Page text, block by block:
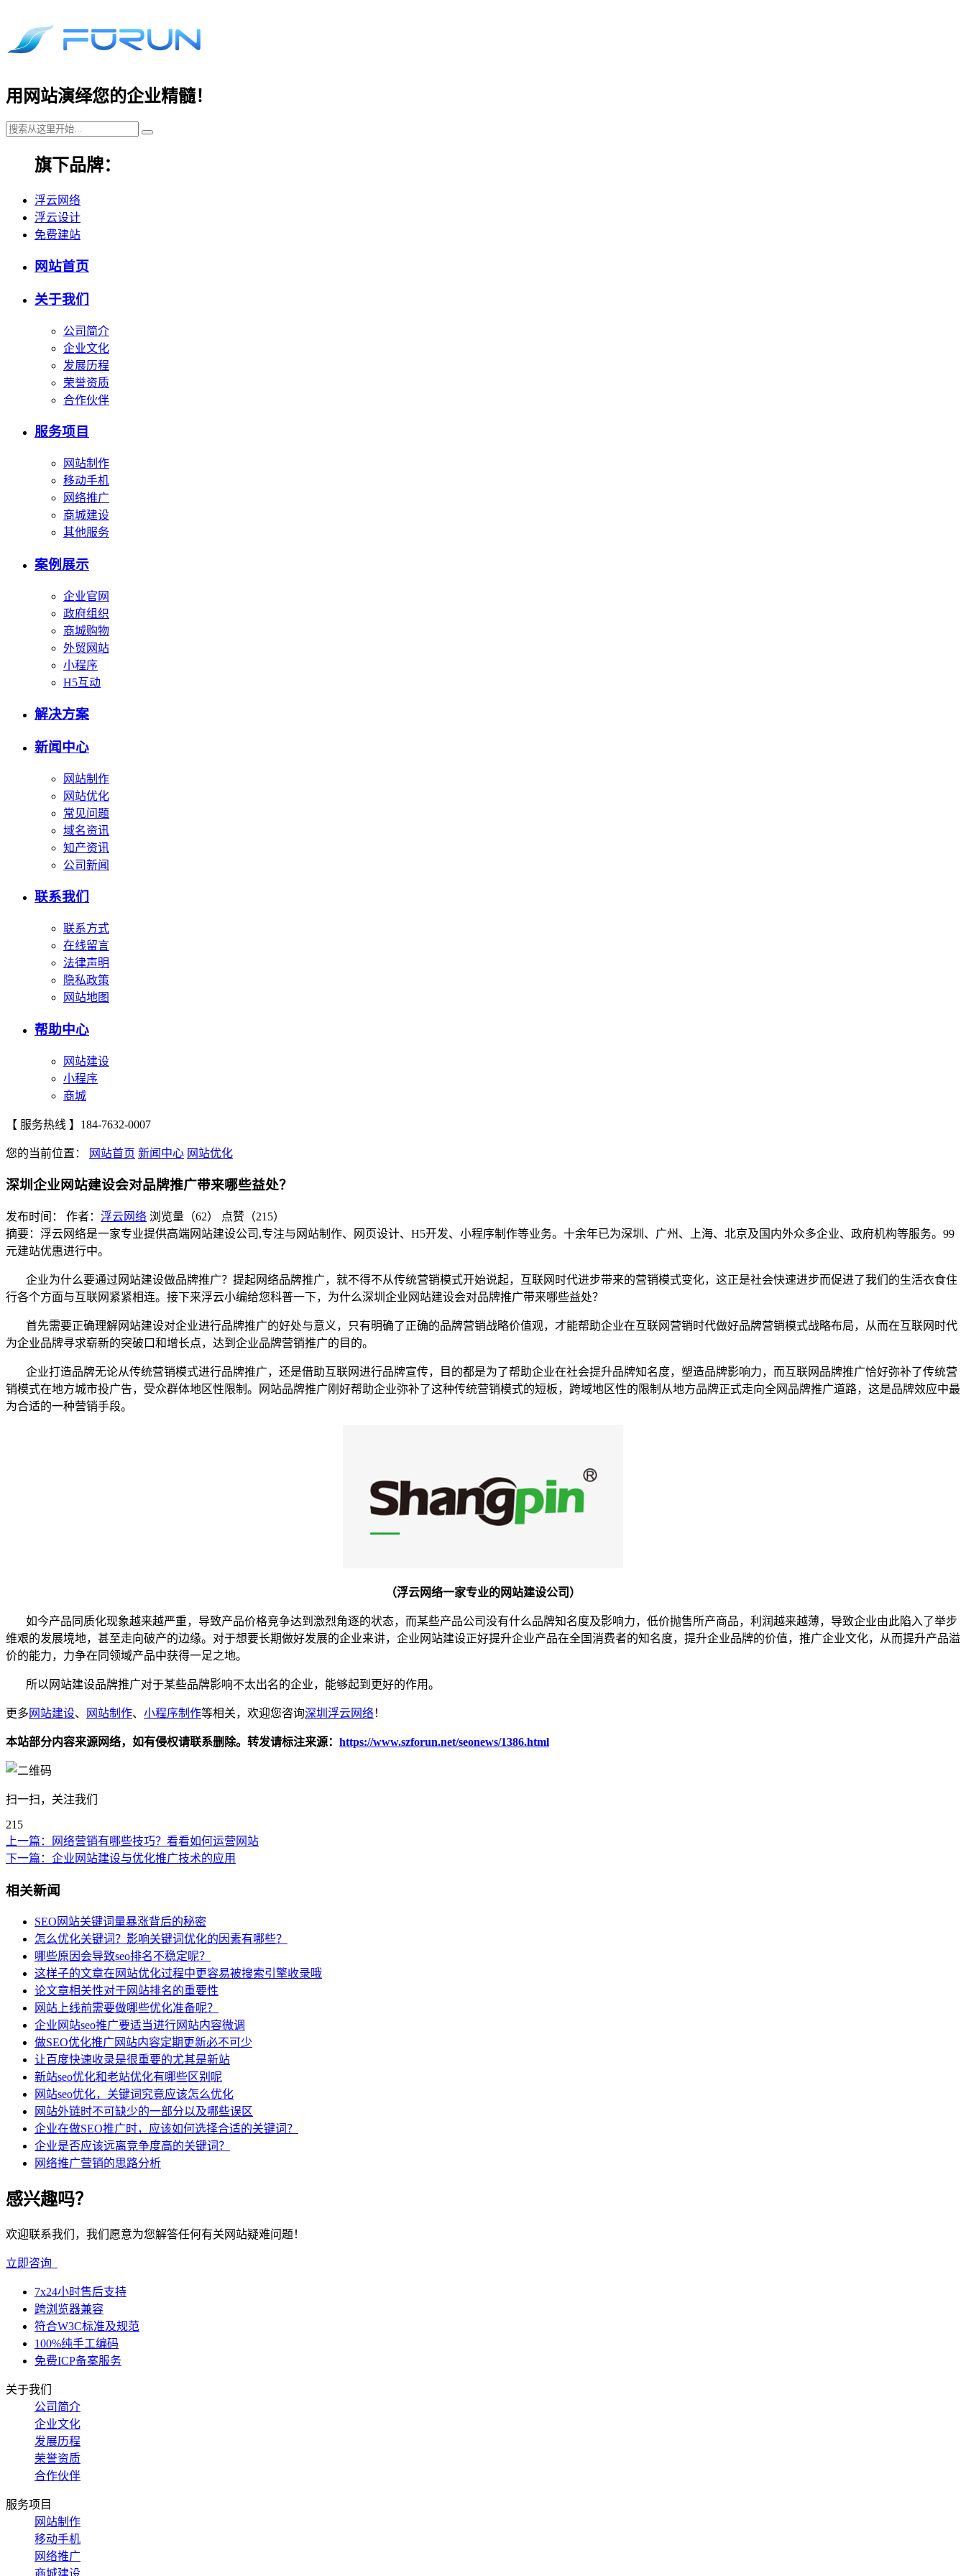
用网站演绎您的企业精髓！
旗下品牌：
浮云网络
浮云设计
免费建站
网站首页
关于我们
公司简介
企业文化
发展历程
荣誉资质
合作伙伴
服务项目
网站制作
移动手机
网络推广
商城建设
其他服务
案例展示
企业官网
政府组织
商城购物
外贸网站
小程序
H5互动
解决方案
新闻中心
网站制作
网站优化
常见问题
域名资讯
知产资讯
公司新闻
联系我们
联系方式
在线留言
法律声明
隐私政策
网站地图
帮助中心
网站建设
小程序
商城
【 服务热线 】 184-7632-0007
您的当前位置： 网站首页 新闻中心 网站优化
深圳企业网站建设会对品牌推广带来哪些益处？
发布时间： 作者： 浮云网络 浏览量（62）
点赞（215）
摘要：浮云网络是一家专业提供高端网站建设公司,专注与网站制作、网页设计、H5开发、小程序制作等业务。十余年已为深圳、广州、上海、北京及国内外众多企业、政府机构等服务。99
元建站优惠进行中。
企业为什么要通过网站建设做品牌推广？提起网络品牌推广，就不得不从传统营销模式开始说起，互联网时代进步带来的营销模式变化，这正是社会快速进步而促进了我们的生活衣食住
行各个方面与互联网紧紧相连。接下来浮云小编给您科普一下，为什么深圳企业网站建设会对品牌推广带来哪些益处？
首先需要正确理解网站建设对企业进行品牌推广的好处与意义，只有明确了正确的品牌营销战略价值观，才能帮助企业在互联网营销时代做好品牌营销模式战略布局，从而在互联网时代
为企业品牌寻求崭新的突破口和增长点，达到企业品牌营销推广的目的。
企业打造品牌无论从传统营销模式进行品牌推广，还是借助互联网进行品牌宣传，目的都是为了帮助企业在社会提升品牌知名度，塑造品牌影响力，而互联网品牌推广恰好弥补了传统营
销模式在地方城市投广告，受众群体地区性限制。网站品牌推广刚好帮助企业弥补了这种传统营销模式的短板，跨域地区性的限制从地方品牌正式走向全网品牌推广道路，这是品牌效应中最
为合适的一种营销手段。
（浮云网络一家专业的网站建设公司）
如今产品同质化现象越来越严重，导致产品价格竞争达到激烈角逐的状态，而某些产品公司没有什么品牌知名度及影响力，低价抛售所产商品，利润越来越薄，导致企业由此陷入了举步
维艰的发展境地，甚至走向破产的边缘。对于想要长期做好发展的企业来讲，企业网站建设正好提升企业产品在全国消费者的知名度，提升企业品牌的价值，推广企业文化，从而提升产品溢
价的能力，力争在同领域产品中获得一足之地。
所以网站建设品牌推广对于某些品牌影响不太出名的企业，能够起到更好的作用。
更多 网站建设、 网站制作、 小程序制作等相关，欢迎您咨询深圳浮云网络！
本站部分内容来源网络，如有侵权请联系删除。转发请标注来源： https://www.szforun.net/seonews/1386.html
扫一扫，关注我们
215
上一篇：
网络营销有哪些技巧？看看如何运营网站
下一篇： 企业网站建设与优化推广技术的应用
相关新闻
SEO网站关键词量暴涨背后的秘密
怎么优化关键词？影响关键词优化的因素有哪些？
哪些原因会导致seo排名不稳定呢？
这样子的文章在网站优化过程中更容易被搜索引擎收录哦
论文章相关性对于网站排名的重要性
网站上线前需要做哪些优化准备呢？
企业网站seo推广要适当进行网站内容微调
做SEO优化推广网站内容定期更新必不可少
让百度快速收录是很重要的尤其是新站
新站seo优化和老站优化有哪些区别呢
网站seo优化，关键词究竟应该怎么优化
网站外链时不可缺少的一部分以及哪些误区
企业在做SEO推广时，应该如何选择合适的关键词？
企业是否应该远离竞争度高的关键词？
网络推广营销的思路分析
感兴趣吗？
欢迎联系我们，我们愿意为您解答任何有关网站疑难问题！
立即咨询
7x24小时售后支持
跨浏览器兼容
符合W3C标准及规范
100%纯手工编码
免费ICP备案服务
关于我们
公司简介
企业文化
发展历程
荣誉资质
合作伙伴
服务项目
网站制作
移动手机
网络推广